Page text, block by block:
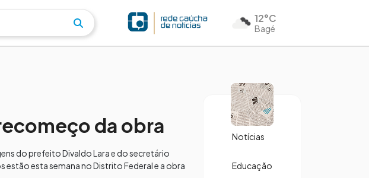
12°C
Bagé
da obra
do prefeito Divaldo Lara e do secretário
esta semana no Distrito Federal e a obra
Notícias
Educação